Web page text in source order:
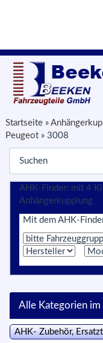
Startseite »
Peugeot » 3008
AHK-Finder: mit 4
Anhängerkupplung
Mit dem AHK-
Alle Kategorien
AHK- Zubehör,